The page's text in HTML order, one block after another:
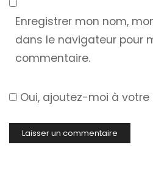
Enregistrer mon nom,
dans le navigateur pour
commentaire.
Oui, ajoutez-moi à